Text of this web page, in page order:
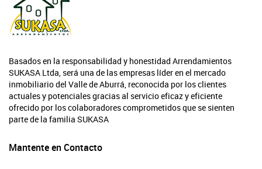
Basados en la responsabilidad y honestidad Arrendamientos
SUKASA Ltda, será una de las empresas líder en el mercado
inmobiliario del Valle de Aburrá, reconocida por los clientes
actuales y potenciales gracias al servicio eficaz y eficiente
ofrecido por los colaboradores comprometidos que se sienten
parte de la familia SUKASA
Mantente en Contacto